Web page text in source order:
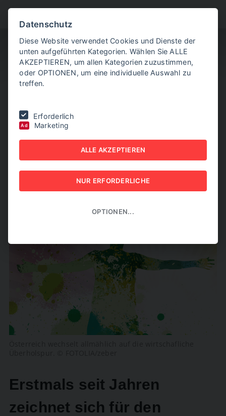
2017| Trendumkehr in Österreich
TRENDUMKEHR IN
ÖSTERREICH
NEW BUSINESS - NR. 7, SEPTEMBER 2017
Erstmals seit Jahren
zeichnet sich für den
Datenschutz
Diese Website verwendet Cookies und Dienste der
unten aufgeführten Kategorien. Wählen Sie ALLE
AKZEPTIEREN, um allen Kategorien zuzustimmen,
oder OPTIONEN, um eine individuelle Auswahl zu
treffen.
Erforderlich
Ad Marketing
ALLE AKZEPTIEREN
NUR ERFORDERLICHE
OPTIONEN...